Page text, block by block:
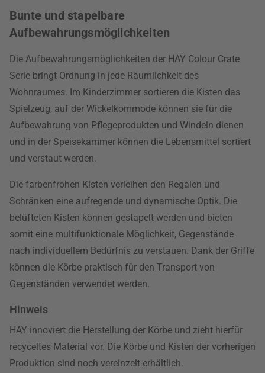
Bunte und stapelbare
Aufbewahrungsmöglichkeiten
Die Aufbewahrungsmöglichkeiten der HAY Colour Crate
Serie bringt Ordnung in jede Räumlichkeit des
Wohnraumes. Im Kinderzimmer sortieren die Kisten das
Spielzeug, auf der Wickelkommode können sie für die
Aufbewahrung von Pflegeprodukten und Windeln dienen
und in der Speisekammer können die Lebensmittel sortiert
und verstaut werden.
Die farbenfrohen Kisten verleihen den Regalen und
Schränken eine aufregende und dynamische Optik. Die
belüfteten Kisten können gestapelt werden und bieten
somit eine multifunktionale Möglichkeit, Gegenstände
nach individuellem Bedürfnis zu verstauen. Dank der Griffe
können die Körbe praktisch für den Transport von
Gegenständen verwendet werden.
Hinweis
HAY innoviert die Herstellung der Körbe und zieht hierfür
recyceltes Material vor. Die Körbe und Kisten der vorherigen
Produktion sind noch vereinzelt erhältlich.